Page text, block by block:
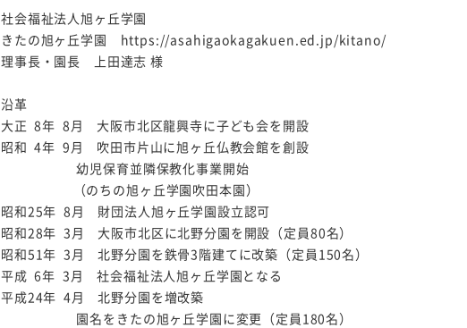
社会福祉法人旭ヶ丘学園
きたの旭ヶ丘学園 https://asahigaokagakuen.ed.jp/kitano/
理事長・園長 上田達志 様
沿革
大正 8年 8月 大阪市北区龍興寺に子ども会を開設
昭和 4年 9月 吹田市片山に旭ヶ丘仏教会館を創設
幼児保育並隣保教化事業開始
（のちの旭ヶ丘学園吹田本園）
昭和25年 8月 財団法人旭ヶ丘学園設立認可
昭和28年 3月 大阪市北区に北野分園を開設（定員80名）
昭和51年 3月 北野分園を鉄骨3階建てに改築（定員150名）
平成 6年 3月 社会福祉法人旭ヶ丘学園となる
平成24年 4月 北野分園を増改築
園名をきたの旭ヶ丘学園に変更（定員180名）